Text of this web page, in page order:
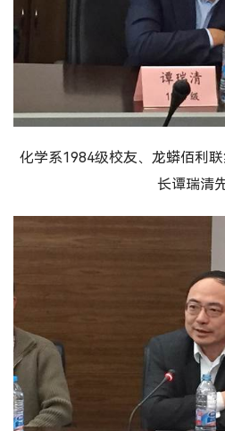
化学系1984级校友、龙蟒佰利
长谭瑞清